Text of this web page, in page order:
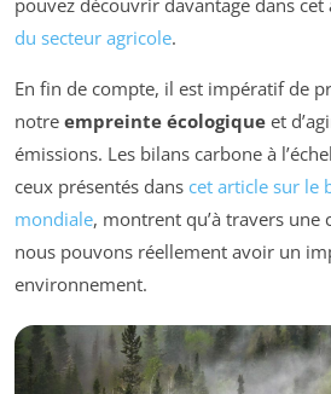
pouvez découvrir davantage dans cet
du secteur agricole.
En fin de compte, il est impératif de
notre empreinte écologique et
émissions. Les bilans carbone à
ceux présentés dans cet article sur le
mondiale, montrent qu’à travers une
nous pouvons réellement avoir un
environnement.